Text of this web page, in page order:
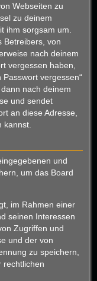
Webseiten zu
zu deinem
ihm sorgsam um.
Betreibers, von
nach deinem
vergessen haben,
vergessen“
nach deinem
und sendet
an diese Adresse,
kannst.
und
um das Board
im Rahmen einer
seinen Interessen
Zugriffen und
und der von
zu speichern,
rechtlichen